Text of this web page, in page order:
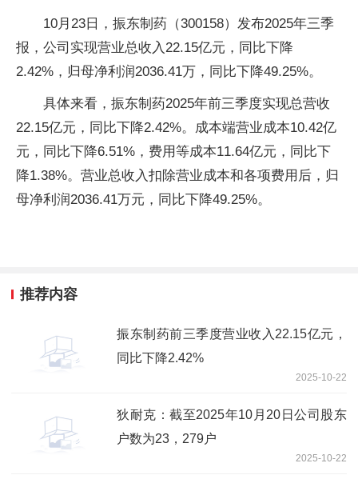
10月23日，振东制药（300158）发布2025年三季
报，公司实现营业总收入22.15亿元，同比下降
2.42%，归母净利润2036.41万，同比下降49.25%。
具体来看，振东制药2025年前三季度实现总营收
22.15亿元，同比下降2.42%。成本端营业成本10.42亿
元，同比下降6.51%，费用等成本11.64亿元，同比下
降1.38%。营业总收入扣除营业成本和各项费用后，归
母净利润2036.41万元，同比下降49.25%。
推荐内容
振东制药前三季度营业收入22.15亿元，
同比下降2.42%
2025-10-22
狄耐克：截至2025年10月20日公司股东
户数为23，279户
2025-10-22